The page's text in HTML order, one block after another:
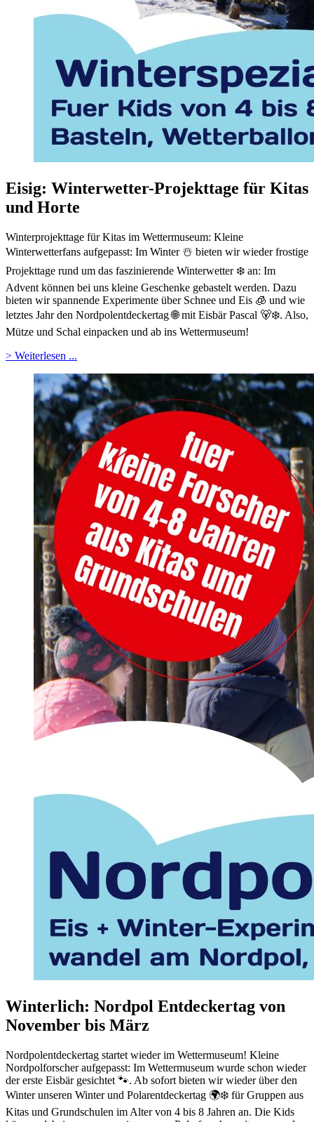
Eisig: Winterwetter-Projekttage für Kitas
und Horte
Winterprojekttage für Kitas im Wettermuseum: Kleine
Winterwetterfans aufgepasst: Im Winter ☃️ bieten wir wieder frostige
Projekttage rund um das faszinierende Winterwetter ❄️ an: Im
Advent können bei uns kleine Geschenke gebastelt werden. Dazu
bieten wir spannende Experimente über Schnee und Eis 🧊 und wie
letztes Jahr den Nordpolentdeckertag 🌐 mit Eisbär Pascal 🐻‍❄️. Also,
Mütze und Schal einpacken und ab ins Wettermuseum!
> Weiterlesen ...
Winterlich: Nordpol Entdeckertag von
November bis März
Nordpolentdeckertag startet wieder im Wettermuseum! Kleine
Nordpolforscher aufgepasst: Im Wettermuseum wurde schon wieder
der erste Eisbär gesichtet 🐾. Ab sofort bieten wir wieder über den
Winter unseren Winter und Polarentdeckertag 🌍❄️ für Gruppen aus
Kitas und Grundschulen im Alter von 4 bis 8 Jahren an. Die Kids